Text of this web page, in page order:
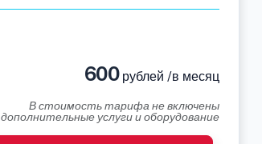
600рублей /в месяц
В стоимость тарифа не включены
дополнительные услуги и оборудование